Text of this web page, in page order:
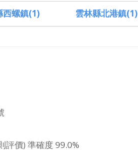
西螺鎮(1) 雲林縣北港鎮(1)
評價) 準確度 99.0%